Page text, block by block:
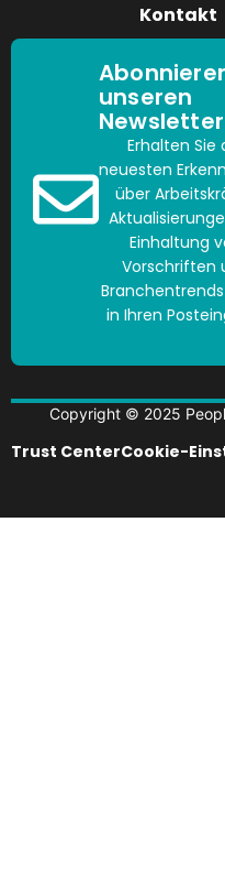
Kontakt
unseren
Newsletter
Erhalten Sie
neuesten
über
Einhaltung
Vorschriften
in Ihren
Copyright © 2025
Trust CenterCookie-